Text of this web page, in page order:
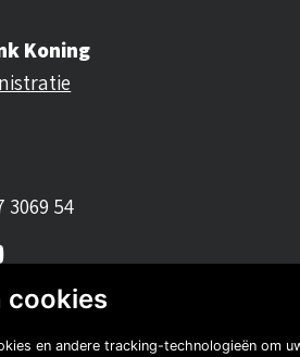
Koning
3069 54
op Facebook
ons op Instagram
Volg ons op YouTube
cookies
en andere tracking-technologieën om